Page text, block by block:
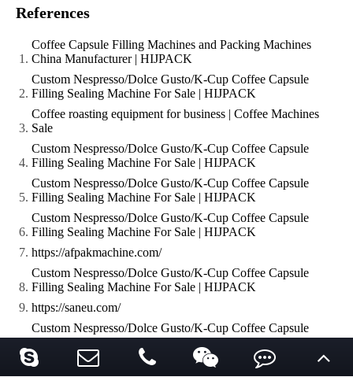
References
Coffee Capsule Filling Machines and Packing Machines
China Manufacturer | HIJPACK
Custom Nespresso/Dolce Gusto/K-Cup Coffee Capsule
Filling Sealing Machine For Sale | HIJPACK
Coffee roasting equipment for business | Coffee Machines
Sale
Custom Nespresso/Dolce Gusto/K-Cup Coffee Capsule
Filling Sealing Machine For Sale | HIJPACK
Custom Nespresso/Dolce Gusto/K-Cup Coffee Capsule
Filling Sealing Machine For Sale | HIJPACK
Custom Nespresso/Dolce Gusto/K-Cup Coffee Capsule
Filling Sealing Machine For Sale | HIJPACK
https://afpakmachine.com/
Custom Nespresso/Dolce Gusto/K-Cup Coffee Capsule
Filling Sealing Machine For Sale | HIJPACK
https://saneu.com/
Custom Nespresso/Dolce Gusto/K-Cup Coffee Capsule
Filling Sealing Machine For Sale | HIJPACK
K-Cup &amp;amp; Nespresso coffee capsule filling sealing